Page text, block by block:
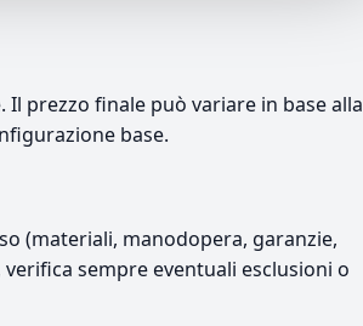
prezzo finale può variare in base alla
base.
(materiali, manodopera, garanzie,
sempre eventuali esclusioni o